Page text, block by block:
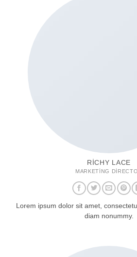
RICHY LACE
MARKETING
Lorem ipsum dolor sit amet,
diam nonummy.